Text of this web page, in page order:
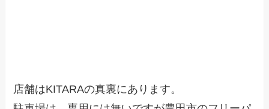
店舗はKITARAの真裏にあります。